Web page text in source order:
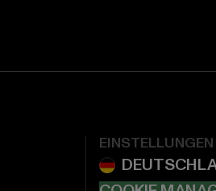
EINSTELLUNGEN